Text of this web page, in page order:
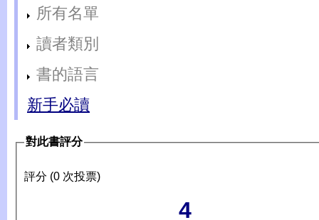
所有名單
讀者類別
書的語言
新手必讀
對此書評分
評分 (0 次投票)
4